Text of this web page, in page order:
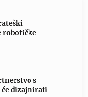
robotičke
s
će dizajnirati